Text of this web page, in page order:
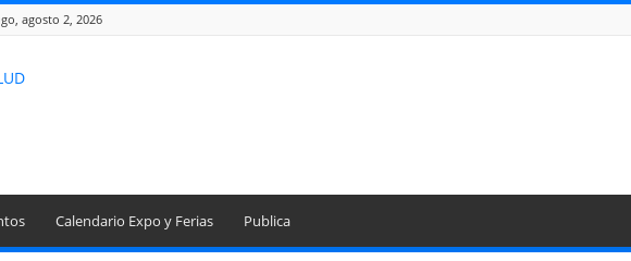
agosto 2, 2026
Calendario Expo y Ferias Publica